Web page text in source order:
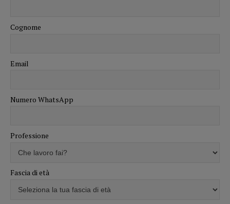
Cognome
Email
Numero WhatsApp
Professione
Fascia di età